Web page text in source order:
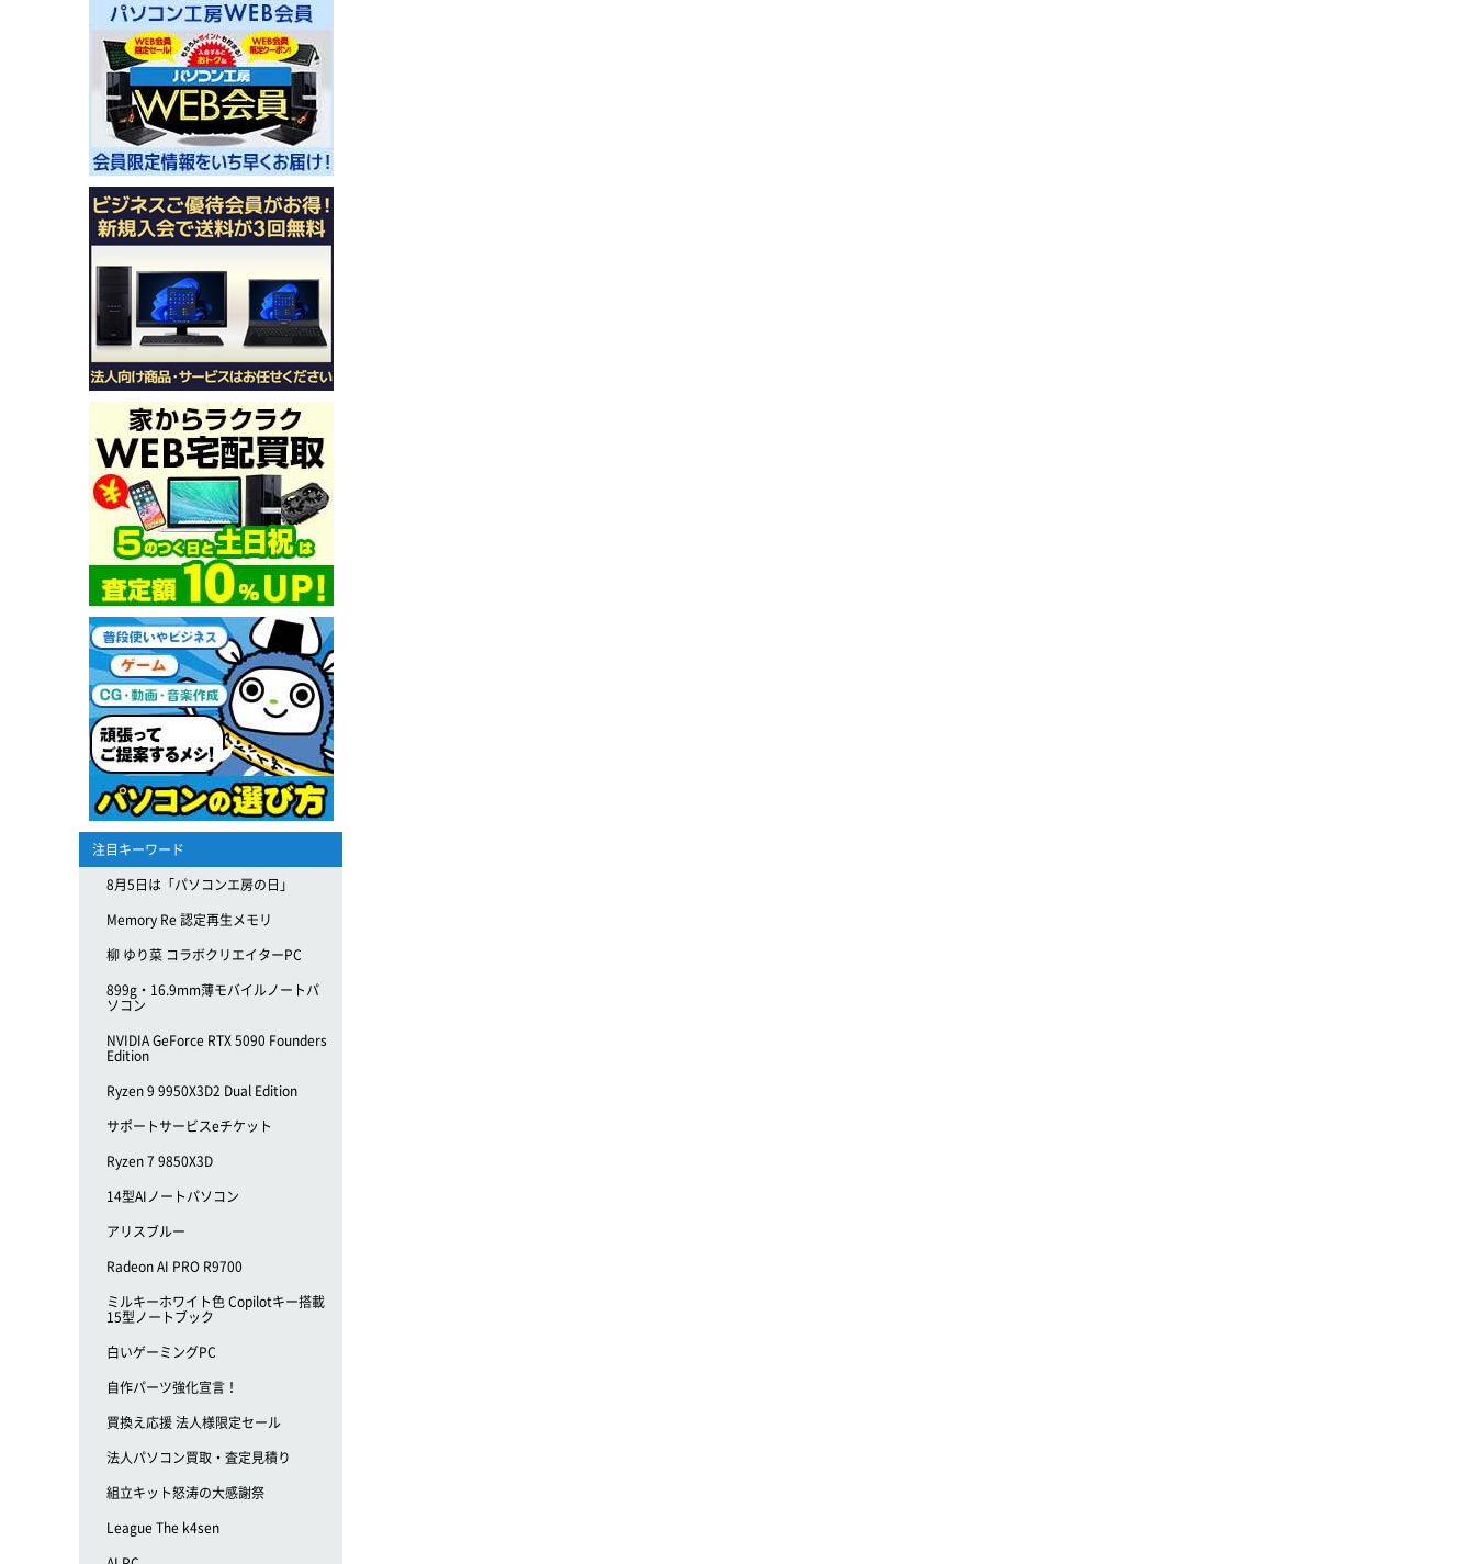
注目キーワード
8月5日は「パソコンエ房の日」
Memory Re 認定再生メモリ
柳 ゆり菜 コラボクリエイターPC
899g・16.9mm薄モバイルノートパ
ソコン
NVIDIA GeForce RTX 5090 Founders
Edition
Ryzen 9 9950X3D2 Dual Edition
サポートサービスeチケット
Ryzen 7 9850X3D
14型AIノートパソコン
アリスブルー
Radeon AI PRO R9700
ミルキーホワイト色 Copilotキー搭載
15型ノートブック
白いゲーミングPC
自作パーツ強化宣言！
買換え応援 法人様限定セール
法人パソコン買取・査定見積り
組立キット怒涛の大感謝祭
League The k4sen